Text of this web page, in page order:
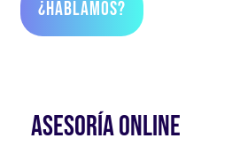
¿Hablamos?
ASESORÍA ONLINE